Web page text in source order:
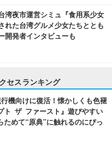
湾夜市運営シミュ『食用系少女
れた台湾グルメ少女たちととも
開発者インタビューも
セスランキング
機向けに復活！懐かしくも色褪
ト ザ ファースト』遊びやすい
ためて“原典”に触れるのにぴっ